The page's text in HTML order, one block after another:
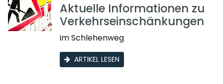
Aktuelle Informationen zu
Verkehrseinschänkungen
im Schlehenweg
ARTIKEL LESEN